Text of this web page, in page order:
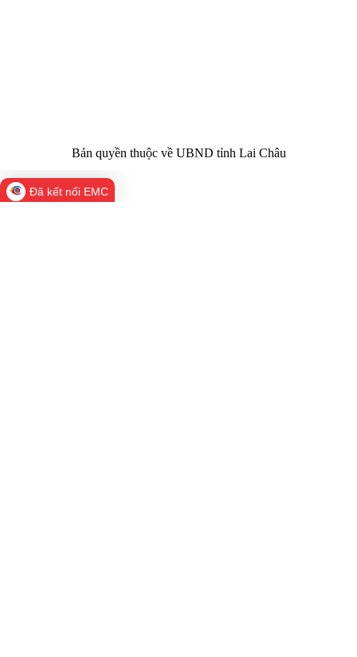
Bản quyền thuộc về UBND tỉnh Lai Châu
Đã kết nối EMC